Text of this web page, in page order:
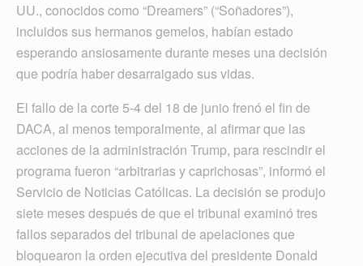
UU., conocidos como “Dreamers” (“Soñadores”),
incluidos sus hermanos gemelos, habían estado
esperando ansiosamente durante meses una decisión
que podría haber desarraigado sus vidas.
El fallo de la corte 5-4 del 18 de junio frenó el fin de
DACA, al menos temporalmente, al afirmar que las
acciones de la administración Trump, para rescindir el
programa fueron “arbitrarias y caprichosas”, informó el
Servicio de Noticias Católicas. La decisión se produjo
siete meses después de que el tribunal examinó tres
fallos separados del tribunal de apelaciones que
bloquearon la orden ejecutiva del presidente Donald